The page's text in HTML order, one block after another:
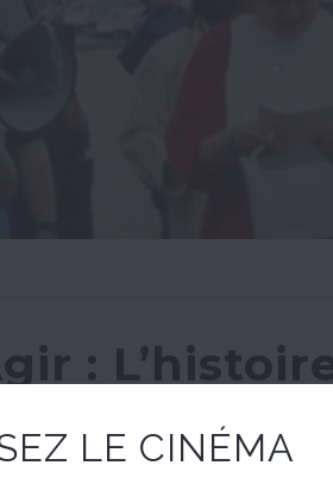
:
la JOC au Québ
LE CINÉMA